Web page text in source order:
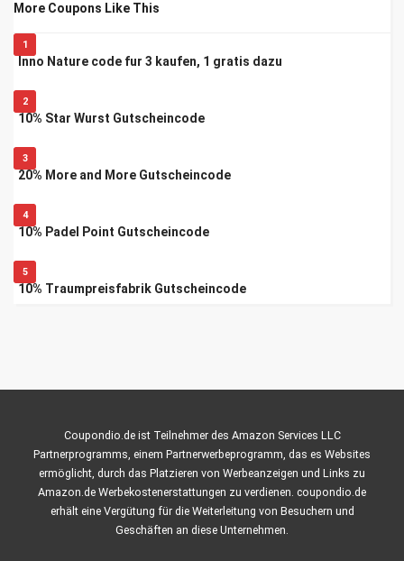
More Coupons Like This
1
Inno Nature code fur 3 kaufen, 1 gratis dazu
2
10% Star Wurst Gutscheincode
3
20% More and More Gutscheincode
4
10% Padel Point Gutscheincode
5
10% Traumpreisfabrik Gutscheincode
Coupondio.de ist Teilnehmer des Amazon Services LLC
Partnerprogramms, einem Partnerwerbeprogramm, das es Websites
ermöglicht, durch das Platzieren von Werbeanzeigen und Links zu
Amazon.de Werbekostenerstattungen zu verdienen. coupondio.de
erhält eine Vergütung für die Weiterleitung von Besuchern und
Geschäften an diese Unternehmen.